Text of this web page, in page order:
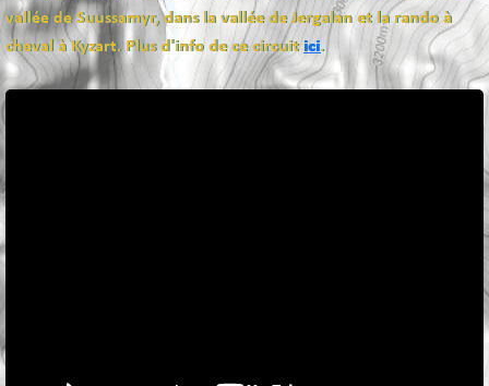
vallée de Suussamyr, dans la vallée de Jergalan et la rando à
cheval à Kyzart. Plus d'info de ce circuitici.